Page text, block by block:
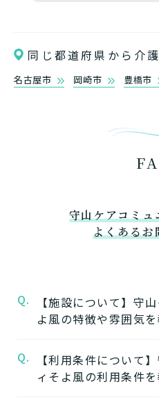
同じ都道府県から介
名古屋市 岡崎市 豊橋市
守山ケアコミ
よくあるお
Q.
【施設について】守
よ風の特徴や雰囲気を
★施設の特徴★
守山ケアコミュニテ
Q.
【利用条件について
ィそよ風の利用条件